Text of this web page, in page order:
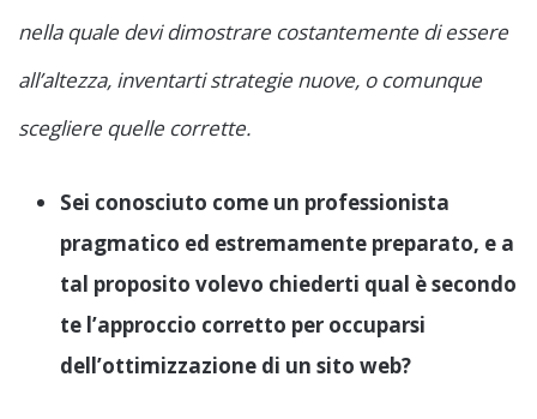
nella quale devi dimostrare costantemente di essere
all’altezza, inventarti strategie nuove, o comunque
scegliere quelle corrette.
Sei conosciuto come un professionista
pragmatico ed estremamente preparato, e a
tal proposito volevo chiederti qual è secondo
te l’approccio corretto per occuparsi
dell’ottimizzazione di un sito web?